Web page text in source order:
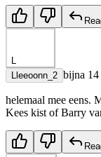
L
Lleeoonn_2 bijna 14
helemaal mee eens.
Kees kist of Barry